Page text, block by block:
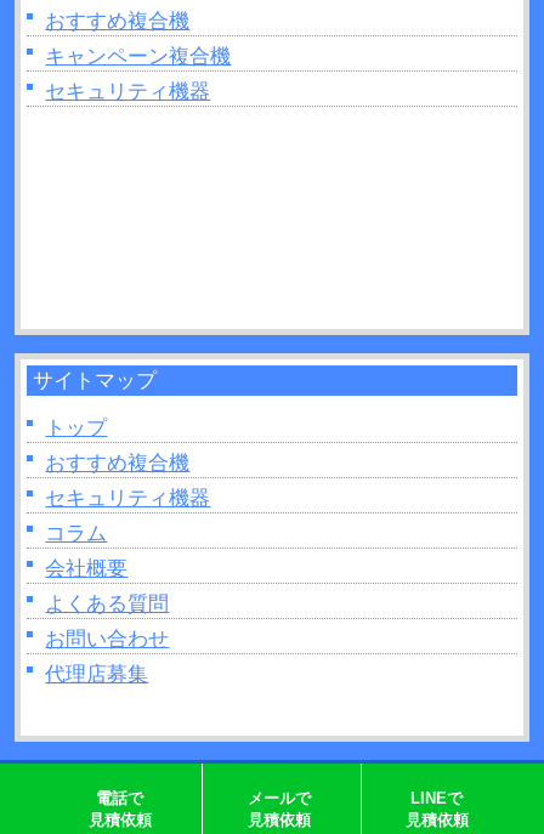
電話で
見積依頼
メールで
見積依頼
LINEで
見積依頼
を行う場合のポイントを紹介！
2026年06月26日：複合機の印刷がうまくいかない
ときは読み取り部分（ガラス面）の掃除をしてみ
よう！
おすすめ複合機
キャンペーン複合機
セキュリティ機器
サイトマップ
トップ
おすすめ複合機
セキュリティ機器
コラム
会社概要
よくある質問
お問い合わせ
代理店募集